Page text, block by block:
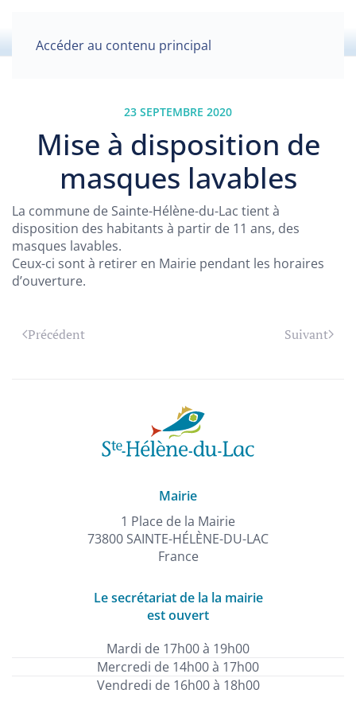
Accéder au contenu principal
23 SEPTEMBRE 2020
Mise à disposition de
masques lavables
La commune de Sainte-Hélène-du-Lac tient à
disposition des habitants à partir de 11 ans, des
masques lavables.
Ceux-ci sont à retirer en Mairie pendant les horaires
d’ouverture.
Précédent Suivant
Mairie
1 Place de la Mairie
73800 SAINTE-HÉLÈNE-DU-LAC
France
Le secrétariat de la la mairie
est ouvert
Mardi de 17h00 à 19h00
Mercredi de 14h00 à 17h00
Vendredi de 16h00 à 18h00